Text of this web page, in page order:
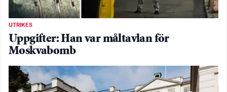
UTRIKES
Uppgifter: Han var måltavlan för
Moskvabomb